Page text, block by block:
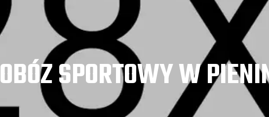
OBÓZ SPORTOWY W